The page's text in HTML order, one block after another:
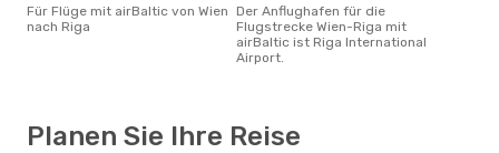
Für Flüge mit airBaltic von Wien
nach Riga
Der Anflughafen für die
Flugstrecke Wien-Riga mit
airBaltic ist Riga International
Airport.
Planen Sie Ihre Reise